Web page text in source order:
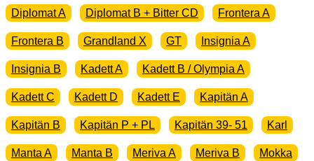
Diplomat A Diplomat B + Bitter CD Frontera A
Frontera B Grandland X GT Insignia A
Insignia B Kadett A Kadett B / Olympia A
Kadett C Kadett D Kadett E Kapitän A
Kapitän B Kapitän P + PL Kapitän 39- 51 Karl
Manta A Manta B Meriva A Meriva B Mokka